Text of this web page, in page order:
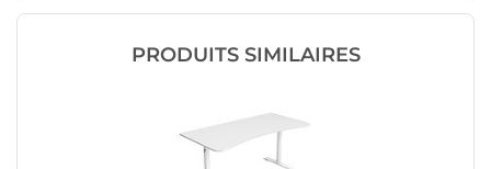
PRODUITS SIMILAIRES